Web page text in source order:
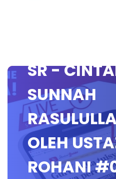
SR -
SUNNAH
OLEH
ROHANI